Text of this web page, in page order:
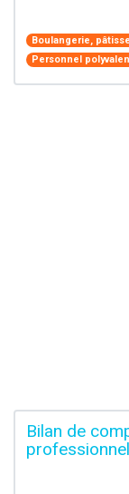
Boulangerie,
Personnel
Bilan de